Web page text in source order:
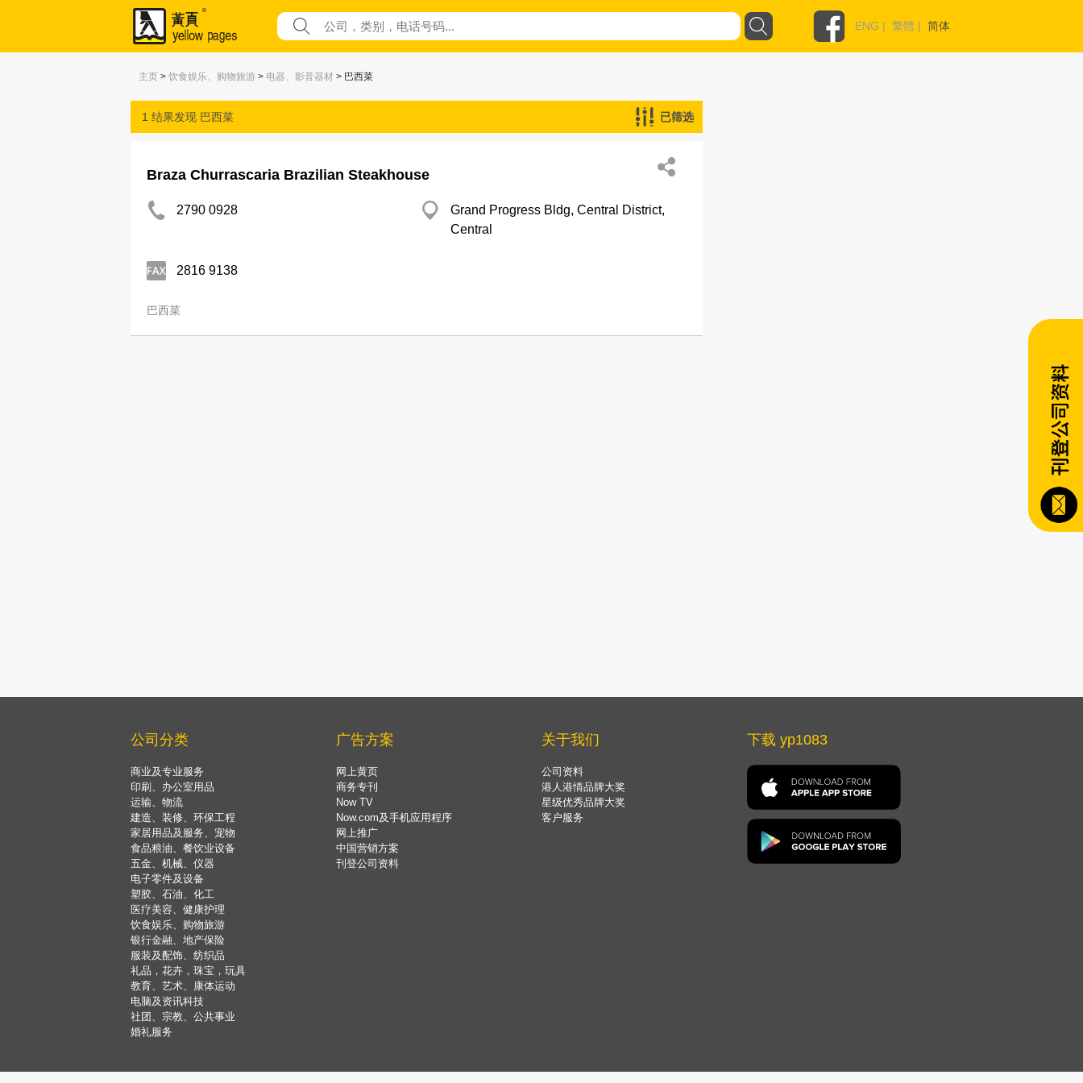
ENG | 繁體 | 简体
主页 > 饮食娱乐、购物旅游 > 电器、影音器材 > 巴西菜
1 结果发现 巴西菜 已筛选
Braza Churrascaria Brazilian Steakhouse
2790 0928
Grand Progress Bldg, Central District,
Central
2816 9138
巴西菜
公司分类
商业及专业服务
印刷、办公室用品
运输、物流
建造、装修、环保工程
家居用品及服务、宠物
食品粮油、餐饮业设备
五金、机械、仪器
电子零件及设备
塑胶、石油、化工
医疗美容、健康护理
饮食娱乐、购物旅游
银行金融、地产保险
服装及配饰、纺织品
礼品，花卉，珠宝，玩具
教育、艺术、康体运动
电脑及资讯科技
社团、宗教、公共事业
婚礼服务
广告方案
网上黄页
商务专刊
Now TV
Now.com及手机应用程序
网上推广
中国营销方案
刊登公司资料
关于我们
公司资料
港人港情品牌大奖
星级优秀品牌大奖
客户服务
下载 yp1083